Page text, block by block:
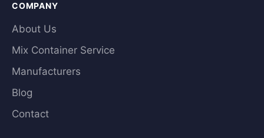
COMPANY
About Us
Mix Container Service
Manufacturers
Blog
Contact